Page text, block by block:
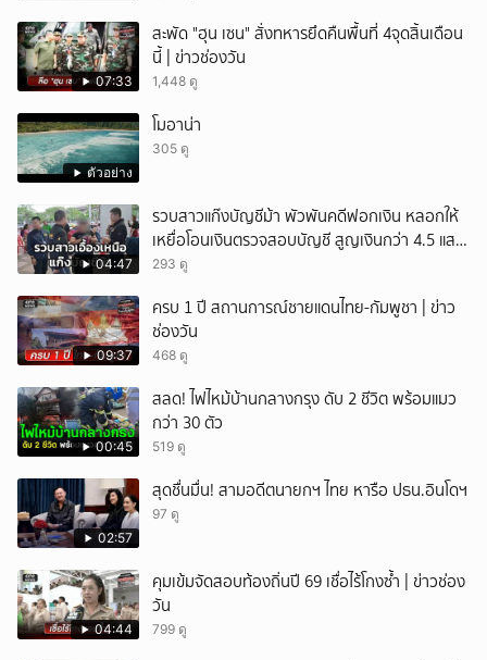
07:33
สะพัด "ฮุน เซน" สั่งทหารยึดคืนพื้นที่ 4จุดสิ้นเดือน
นี้ | ข่าวช่องวัน
1,448 ดู
ตัวอย่าง
โมอาน่า
305 ดู
04:47
รวบสาวแก๊งบัญชีม้า พัวพันคดีฟอกเงิน หลอกให้
เหยื่อโอนเงินตรวจสอบบัญชี สูญเงินกว่า 4.5 แสน
บาท
293 ดู
09:37
ครบ 1 ปี สถานการณ์ชายแดนไทย-กัมพูชา | ข่าว
ช่องวัน
468 ดู
00:45
สลด! ไฟไหม้บ้านกลางกรุง ดับ 2 ชีวิต พร้อมแมว
กว่า 30 ตัว
519 ดู
02:57
สุดชื่นมื่น! สามอดีตนายกฯ ไทย หารือ ปธน.อินโดฯ
97 ดู
04:44
คุมเข้มจัดสอบท้องถิ่นปี 69 เชื่อไร้โกงซ้ำ | ข่าวช่อง
วัน
799 ดู